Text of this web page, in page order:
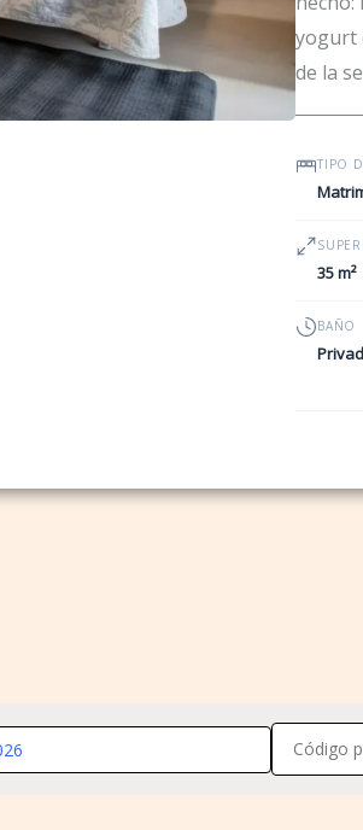
yogurt
de la
TIPO
35 m²
BAÑO